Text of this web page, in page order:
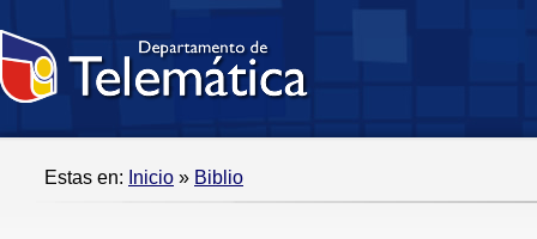
Estas en: Inicio » Biblio